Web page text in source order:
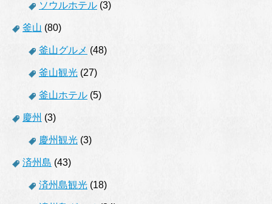
ソウルホテル (3)
釜山 (80)
釜山グルメ (48)
釜山観光 (27)
釜山ホテル (5)
慶州 (3)
慶州観光 (3)
済州島 (43)
済州島観光 (18)